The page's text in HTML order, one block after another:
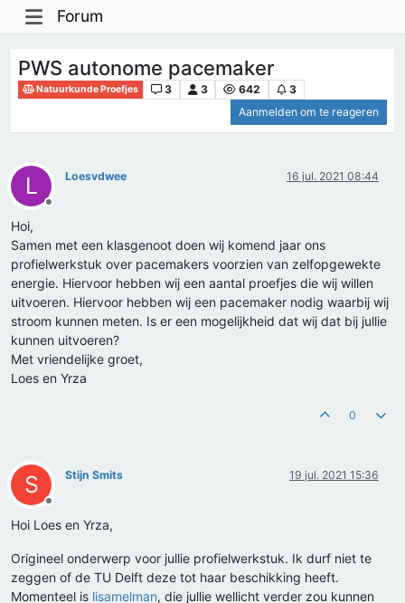
Forum
PWS autonome pacemaker
Natuurkunde Proefjes 3 3 642
3
Aanmelden om te reageren
L
Offline
Loesvdwee 16 jul. 2021 08:44
Hoi,
Samen met een klasgenoot doen wij komend jaar ons
profielwerkstuk over pacemakers voorzien van zelfopgewekte
energie. Hiervoor hebben wij een aantal proefjes die wij willen
uitvoeren. Hiervoor hebben wij een pacemaker nodig waarbij wij
stroom kunnen meten. Is er een mogelijkheid dat wij dat bij jullie
kunnen uitvoeren?
Met vriendelijke groet,
Loes en Yrza
0
S
Offline
Stijn Smits 19 jul. 2021 15:36
Hoi Loes en Yrza,
Origineel onderwerp voor jullie profielwerkstuk. Ik durf niet te
zeggen of de TU Delft deze tot haar beschikking heeft.
Momenteel is lisamelman, die jullie wellicht verder zou kunnen